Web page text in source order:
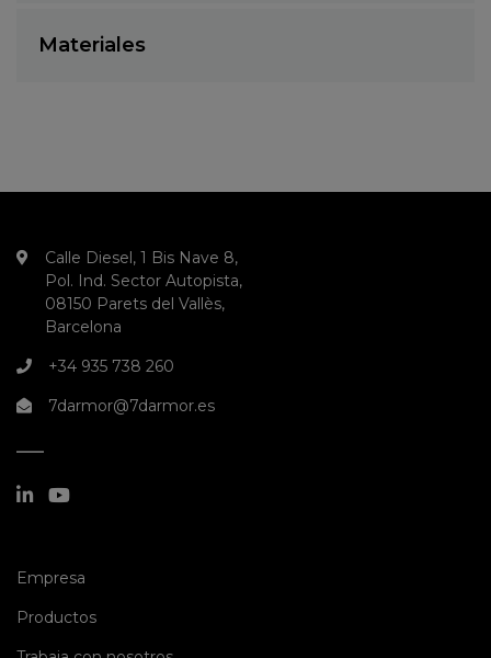
Materiales
Calle Diesel, 1 Bis Nave 8,
Pol. Ind. Sector Autopista,
08150 Parets del Vallès,
Barcelona
+34 935 738 260
7darmor@7darmor.es
Empresa
Productos(current)